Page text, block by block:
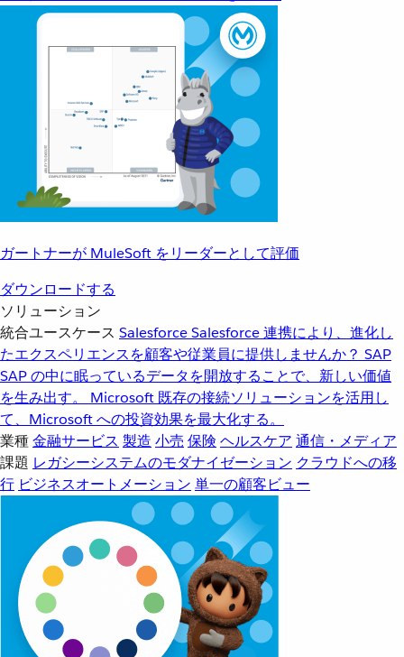
ガートナーが MuleSoft をリーダーとして評価
ダウンロードする
ソリューション
統合ユースケース SalesforceSalesforce 連携により、進化し
たエクスペリエンスを顧客や従業員に提供しませんか？ SAP
SAP の中に眠っているデータを開放することで、新しい価値
を生み出す。
Microsoft 既存の接続ソリューションを活用し
て、Microsoft への投資効果を最大化する。
業種金融サービス 製造 小売 保険 ヘルスケア 通信・メディア
課題 レガシーシステムのモダナイゼーション クラウドへの移
行 ビジネスオートメーション 単一の顧客ビュー